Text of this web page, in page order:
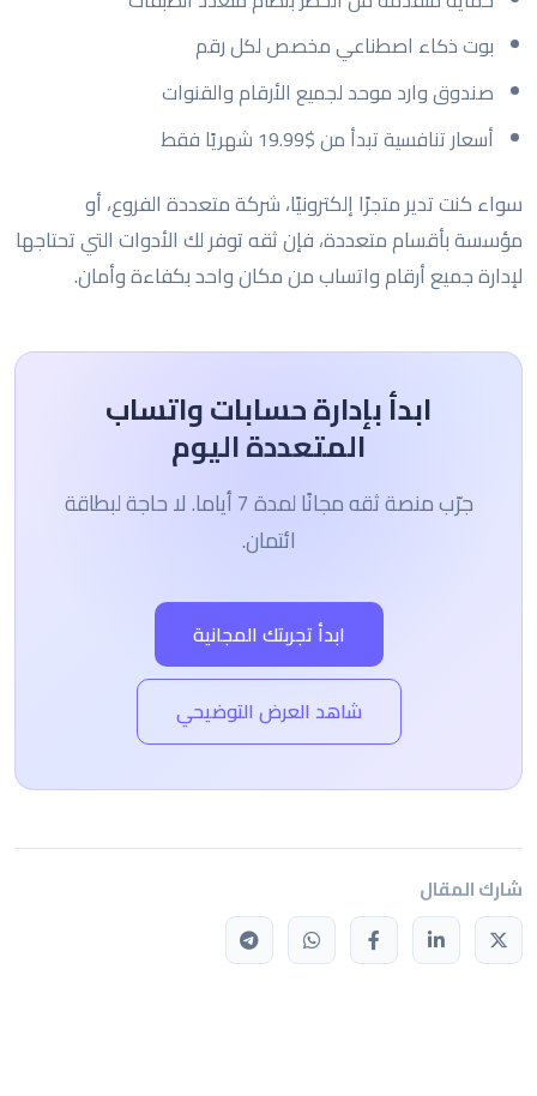
بوت ذكاء اصطناعي مخصص لكل رقم
صندوق وارد موحد لجميع الأرقام والقنوات
أسعار تنافسية تبدأ من $19.99 شهريًا فقط
سواء كنت تدير متجرًا إلكترونيًا، شركة متعددة الفروع، أو
مؤسسة بأقسام متعددة، فإن ثقه توفر لك الأدوات التي تحتاجها
لإدارة جميع أرقام واتساب من مكان واحد بكفاءة وأمان.
ابدأ بإدارة حسابات واتساب
المتعددة اليوم
جرّب منصة ثقه مجانًا لمدة 7 أياما. لا حاجة لبطاقة
ائتمان.
ابدأ تجربتك المجانية
شاهد العرض التوضيحي
شارك المقال